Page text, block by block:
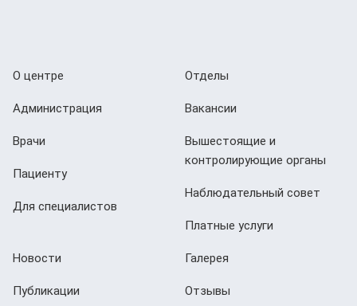
О центре
Администрация
Врачи
Пациенту
Для специалистов
Отделы
Вакансии
Вышестоящие и
контролирующие органы
Наблюдательный совет
Платные услуги
Новости
Публикации
Галерея
Отзывы